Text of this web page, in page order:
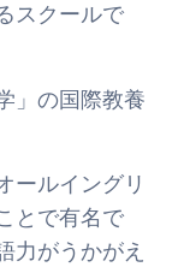
スクールで
」の国際教養
ールイングリ
とで有名で
力がうかがえ